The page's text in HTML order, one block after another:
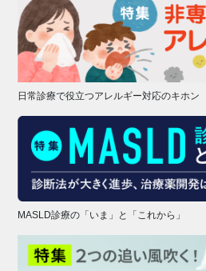
日常診療で役立つアレルギー対応のキホン
MASLD診療の「いま」と「これから」